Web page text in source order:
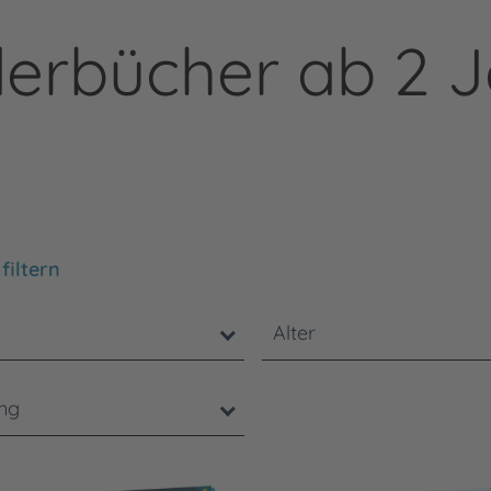
ab 2
Sie, dass die Benutzung der nachstehenden
filtern
Alter